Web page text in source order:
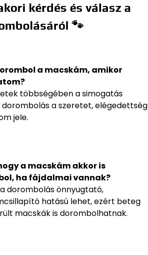
kérdés és válasz a
🐾
a macskám, amikor
többségében a simogatás
dorombolás a szeretet, elégedettség
jele.
a macskám akkor is
ha fájdalmai vannak?
a dorombolás önnyugtató,
hatású lehet, ezért beteg
macskák is dorombolhatnak.